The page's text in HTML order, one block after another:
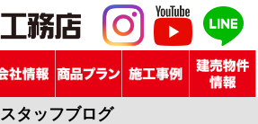
スタッフブログ